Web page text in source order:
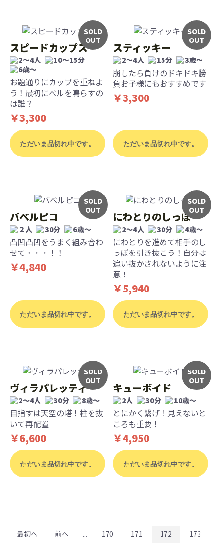
SOLD
OUT
スピードカップス
2〜4人
10〜15分
6歳〜
お題通りにカップを重ねよ
う！最初にベルを鳴らすの
は誰？
￥3,300
ただいま品切れ中です。
SOLD
OUT
スティッキー
2〜4人 15分 3歳〜
崩したら負けのドキドキ勝
負お子様にもおすすめです
￥3,300
ただいま品切れ中です。
SOLD
OUT
バベルピコ
２人 30分 6歳〜
凸凹凸凹をうまく組み合わ
せて・・・！！
￥4,840
ただいま品切れ中です。
SOLD
OUT
にわとりのしっぽ
2～4人 30分 4歳〜
にわとりを進めて相手のし
っぽを引き抜こう！自分は
追い抜かされないように注
意！
￥5,940
ただいま品切れ中です。
SOLD
OUT
ヴィラパレッティ
2～4人 30分 8歳〜
目指すは天空の塔！柱を抜
いて再配置
￥6,600
ただいま品切れ中です。
SOLD
OUT
キューボイド
2人 30分 10歳〜
とにかく繋げ！見えないと
ころも重要！
￥4,950
ただいま品切れ中です。
最初へ 前へ ... 170 171 172
173